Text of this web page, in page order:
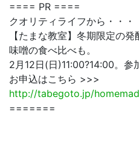
==== PR ====
クオリティライフから・・・
【たまな教室】冬期限定の
味噌の食べ比べも。
2月12日(日)11:00?14:00。参
お申込はこちら >>>
http://tabegoto.jp/
=======